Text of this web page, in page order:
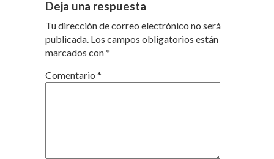
Deja una respuesta
Tu dirección de correo electrónico no será
publicada. Los campos obligatorios están
marcados con*
Comentario *